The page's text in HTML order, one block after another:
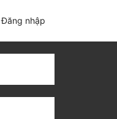
Đăng nhập